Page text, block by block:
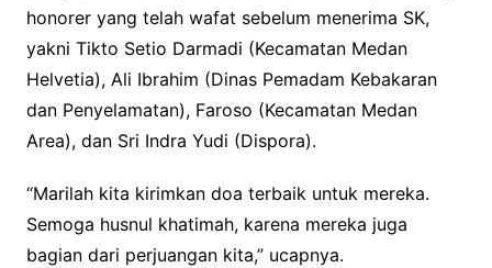
honorer yang telah wafat sebelum menerima SK,
yakni Tikto Setio Darmadi (Kecamatan Medan
Helvetia), Ali Ibrahim (Dinas Pemadam Kebakaran
dan Penyelamatan), Faroso (Kecamatan Medan
Area), dan Sri Indra Yudi (Dispora).
“Marilah kita kirimkan doa terbaik untuk mereka.
Semoga husnul khatimah, karena mereka juga
bagian dari perjuangan kita,” ucapnya.